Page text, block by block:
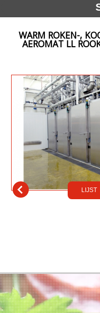
WARM ROKEN-,
AEROMAT LL
LIJST